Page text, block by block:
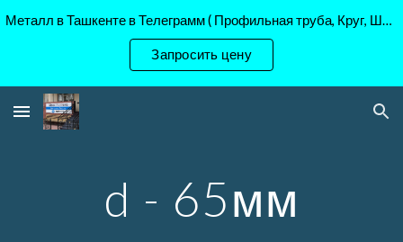
Skip to navigation
Металл в Ташкенте в Телеграмм ( Профильная труба, Круг, Шестигранник Ст45, 40Х, )
Запросить цену
d - 65мм